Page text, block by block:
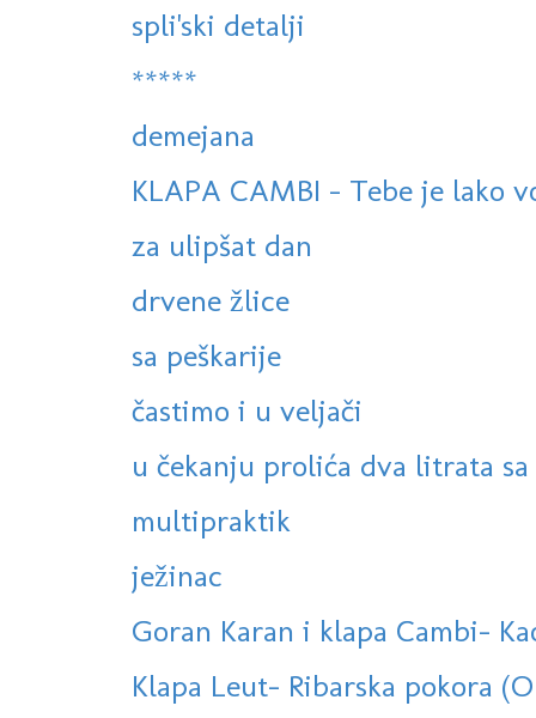
spli'ski detalji
*****
demejana
KLAPA CAMBI - Tebe je lako
za ulipšat dan
drvene žlice
sa peškarije
častimo i u veljači
u čekanju prolića dva litrata
multipraktik
ježinac
Goran Karan i klapa Cambi-
Klapa Leut- Ribarska pokora